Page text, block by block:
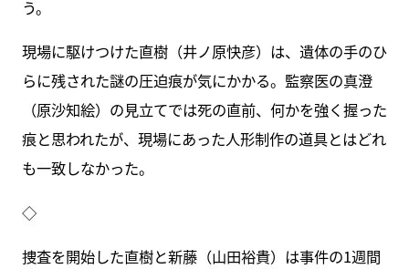
う。
現場に駆けつけた直樹（井ノ原快彦）は、遺体の手のひ
らに残された謎の圧迫痕が気にかかる。監察医の真澄
（原沙知絵）の見立てでは死の直前、何かを強く握った
痕と思われたが、現場にあった人形制作の道具とはどれ
も一致しなかった。
◇
捜査を開始した直樹と新藤（山田裕貴）は事件の1週間